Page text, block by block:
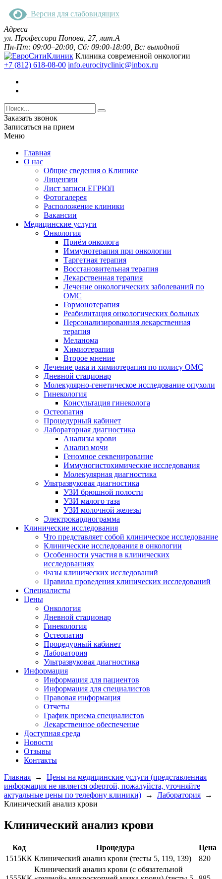
Версия для слабовидящих
Адреса
ул. Профессора Попова, 27, лит.А
Пн-Пт: 09:00–20:00, Сб: 09:00-18:00, Вс: выходной
Клиника современной онкологии
+7 (812) 618-08-00 info.eurocityclinic@inbox.ru
Заказать звонок
Записаться на прием
Меню
Главная
О нас
Общие сведения о Клинике
Лицензии
Лист записи ЕГРЮЛ
Фотогалерея
Расположение клиники
Вакансии
Медицинские услуги
Онкология
Приём онколога
Иммунотерапия при онкологии
Таргетная терапия
Восстановительная терапия
Лекарственная терапия
Лечение онкологических заболеваний по
ОМС
Гормонотерапия
Реабилитация онкологических больных
Персонализированная лекарственная
терапия
Меланома
Химиотерапия
Второе мнение
Лечение рака и химиотерапия по полису ОМС
Дневной стационар
Молекулярно-генетическое исследование опухоли
Гинекология
Консультация гинеколога
Остеопатия
Процедурный кабинет
Лабораторная диагностика
Анализы крови
Анализ мочи
Геномное секвенирование
Иммуногистохими­ческие исследования
Молекулярная диагностика
Ультразвуковая диагностика
УЗИ брюшной полости
УЗИ малого таза
УЗИ молочной железы
Электрокардиограмма
Клинические исследования
Что представляет собой клиническое исследование
Клинические исследования в онкологии
Особенности участия в клинических
исследованиях
Фазы клинических исследований
Правила проведения клинических исследований
Специалисты
Цены
Онкология
Дневной стационар
Гинекология
Остеопатия
Процедурный кабинет
Лаборатория
Ультразвуковая диагностика
Информация
Информация для пациентов
Информация для специалистов
Правовая информация
Отчеты
График приема специалистов
Лекарственное обеспечение
Доступная среда
Новости
Отзывы
Контакты
Главная
→
Цены на медицинские услуги (представленная
информация не является офертой, пожалуйста, уточняйте
актуальные цены по телефону клиники)
→ Лаборатория
→
Клинический анализ крови
Клинический анализ крови
Код Процедура
Цена
1515КК Клинический анализ крови (тесты 5, 119, 139) 820
Клинический анализ крови (с обязательной